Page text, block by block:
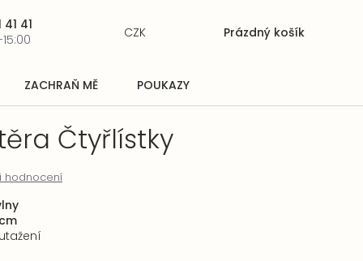
41
Nákupní
Prázdný košík
CZK
ZACHRAŇ MĚ POUKAZY
Čtyřlístky
hodnocení